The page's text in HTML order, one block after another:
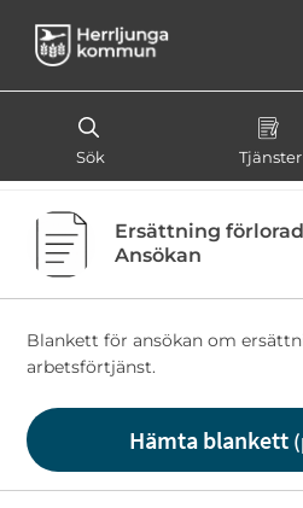
e-
tjänster
Herrljunga
kommun
Sök Tjänster
Ersättning
Ansökan
Blankett för ansökan om
arbetsförtjänst.
Hämta blankett